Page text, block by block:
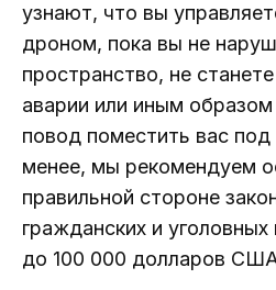
узнают, что вы
дроном, пока вы не
пространство, не
аварии или иным
повод поместить вас
менее, мы рекомендуем
правильной стороне
гражданских и
до 100 000 долларов